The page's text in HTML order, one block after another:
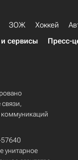
ЗОЖ Хоккей
сервисы Пресс-
унитарное